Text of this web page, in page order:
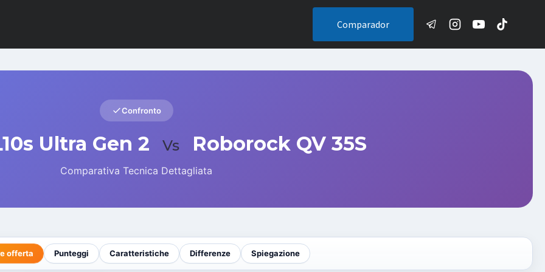
Comparador
Confronto
Ultra Gen 2 Vs Roborock QV 35S
Comparativa Tecnica Dettagliata
offerta Punteggi Caratteristiche Differenze Spiegazione